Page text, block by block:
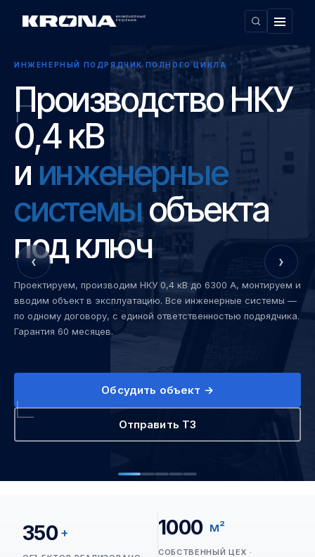
‹ ›
ИНЖЕНЕРНЫЙ ПОДРЯДЧИК ПОЛНОГО ЦИКЛА
Производство НКУ
0,4 кВ
и инженерные
системыобъекта
под ключ
Проектируем, производим НКУ 0,4 кВ до 6300 А, монтируем и
вводим объект в эксплуатацию. Все инженерные системы —
по одному договору, с единой ответственностью подрядчика.
Гарантия 60 месяцев.
Обсудить объект →
Отправить ТЗ
350 + 1000 м²
СОБСТВЕННЫЙ ЦЕХ ·